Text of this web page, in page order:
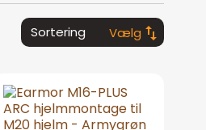
Sortering Vælg swap_vert